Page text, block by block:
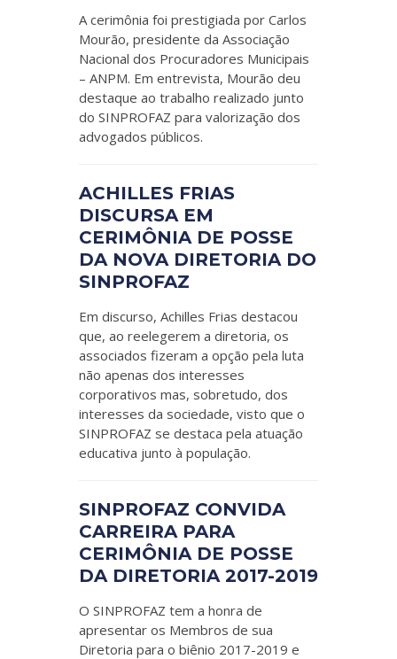
A cerimônia foi prestigiada por Carlos
Mourão, presidente da Associação
Nacional dos Procuradores Municipais
– ANPM. Em entrevista, Mourão deu
destaque ao trabalho realizado junto
do SINPROFAZ para valorização dos
advogados públicos.
ACHILLES FRIAS
DISCURSA EM
CERIMÔNIA DE POSSE
DA NOVA DIRETORIA DO
SINPROFAZ
Em discurso, Achilles Frias destacou
que, ao reelegerem a diretoria, os
associados fizeram a opção pela luta
não apenas dos interesses
corporativos mas, sobretudo, dos
interesses da sociedade, visto que o
SINPROFAZ se destaca pela atuação
educativa junto à população.
SINPROFAZ CONVIDA
CARREIRA PARA
CERIMÔNIA DE POSSE
DA DIRETORIA 2017-2019
O SINPROFAZ tem a honra de
apresentar os Membros de sua
Diretoria para o biênio 2017-2019 e